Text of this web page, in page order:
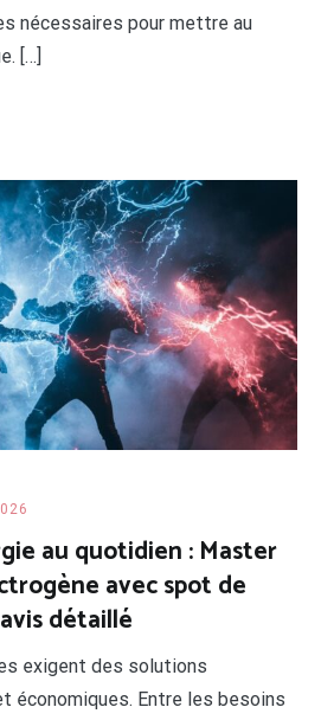
nécessaires pour mettre au
[…]
au quotidien : Master
avec spot de
détaillé
exigent des solutions
économiques. Entre les besoins